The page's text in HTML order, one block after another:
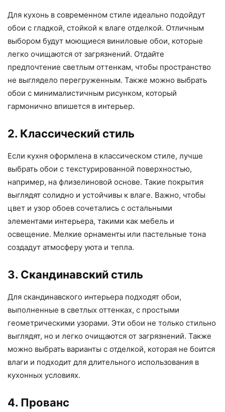
Для кухонь в современном стиле идеально подойдут
обои с гладкой, стойкой к влаге отделкой. Отличным
выбором будут моющиеся виниловые обои, которые
легко очищаются от загрязнений. Отдайте
предпочтение светлым оттенкам, чтобы пространство
не выглядело перегруженным. Также можно выбрать
обои с минималистичным рисунком, который
гармонично впишется в интерьер.
2. Классический стиль
Если кухня оформлена в классическом стиле, лучше
выбрать обои с текстурированной поверхностью,
например, на флизелиновой основе. Такие покрытия
выглядят солидно и устойчивы к влаге. Важно, чтобы
цвет и узор обоев сочетались с остальными
элементами интерьера, такими как мебель и
освещение. Мелкие орнаменты или пастельные тона
создадут атмосферу уюта и тепла.
3. Скандинавский стиль
Для скандинавского интерьера подходят обои,
выполненные в светлых оттенках, с простыми
геометрическими узорами. Эти обои не только стильно
выглядят, но и легко очищаются от загрязнений. Также
можно выбрать варианты с отделкой, которая не боится
влаги и подходит для длительного использования в
кухонных условиях.
4. Прованс